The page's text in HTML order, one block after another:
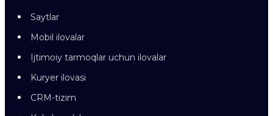
Saytlar
Mobil ilovalar
Ijtimoiy tarmoqlar uchun ilovalar
Kuryer ilovasi
CRM-tizim